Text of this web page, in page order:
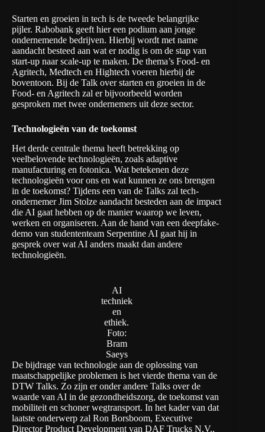
Starten en groeien in tech is de tweede belangrijke
pijler. Rabobank geeft hier een podium aan jonge
ondernemende bedrijven. Hierbij wordt met name
aandacht besteed aan wat er nodig is om de stap van
start-up naar scale-up te maken. De thema’s Food- en
Agritech, Medtech en Hightech voeren hierbij de
boventoon. Bij de Talk over starten en groeien in de
Food- en Agritech zal er bijvoorbeeld worden
gesproken met twee ondernemers uit deze sector.
Technologieën van de toekomst
Het derde centrale thema heeft betrekking op
veelbelovende technologieën, zoals adaptive
manufacturing en fotonica. Wat betekenen deze
technologieën voor ons en wat kunnen ze ons brengen
in de toekomst? Tijdens een van de Talks zal tech-
ondernemer Jim Stolze aandacht besteden aan de impact
die AI gaat hebben op de manier waarop we leven,
werken en organiseren. Aan de hand van een deepfake-
demo van studententeam Serpentine AI gaat hij in
gesprek over wat AI anders maakt dan andere
technologieën.
AI
techniek
en
ethiek.
Foto:
Bram
Saeys
De bijdrage van technologie aan de oplossing van
maatschappelijke problemen is het vierde thema van de
DTW Talks. Zo zijn er onder andere Talks over de
waarde van AI in de gezondheidszorg, de toekomst van
mobiliteit en schoner wegtransport. In het kader van dat
laatste onderwerp zal Ron Borsboom, Executive
Director Product Development van DAF Trucks N.V.,